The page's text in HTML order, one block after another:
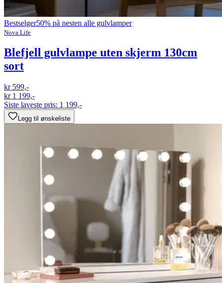
Bestselger50% på nesten alle gulvlamper
Nova Life
Blefjell gulvlampe uten skjerm 130cm
sort
kr 599,-
kr 1 199,-
Siste laveste pris: 1 199,-
Legg til ønskeliste